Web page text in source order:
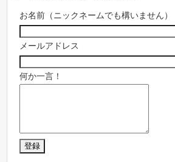
お名前（ニックネームでも構いません）
メールアドレス
何か一言！